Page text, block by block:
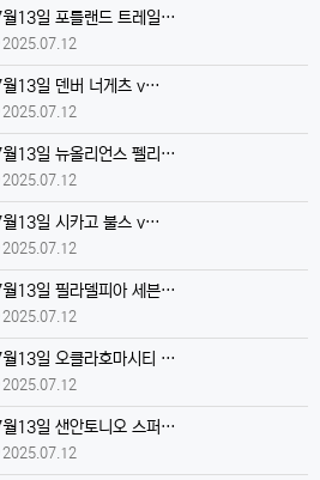
13일 포틀랜드 트레일…
2025.07.12
13일 덴버 너게츠 v…
2025.07.12
13일 뉴올리언스 펠리…
2025.07.12
13일 시카고 불스 v…
2025.07.12
13일 필라델피아 세븐…
2025.07.12
13일 오클라호마시티 …
2025.07.12
13일 샌안토니오 스퍼…
2025.07.12